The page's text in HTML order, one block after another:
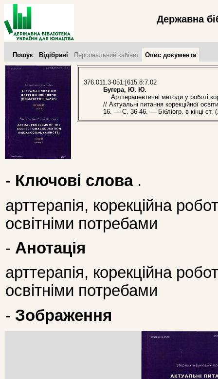
Державна
Пошук Відібрані Персональний кабінет Опис документа
376.011.3-051:[615.8:7.02
Бугера, Ю. Ю.
Арттерапевтичні методи у роботі
// Актуальні питання корекційної
16. — С. 36-46. — Бібліогр. в кінці ст.
- Ключові слова.
арттерапія, корекційна
освітніми потребами
- Анотація
арттерапія, корекційна
освітніми потребами
- Зображення